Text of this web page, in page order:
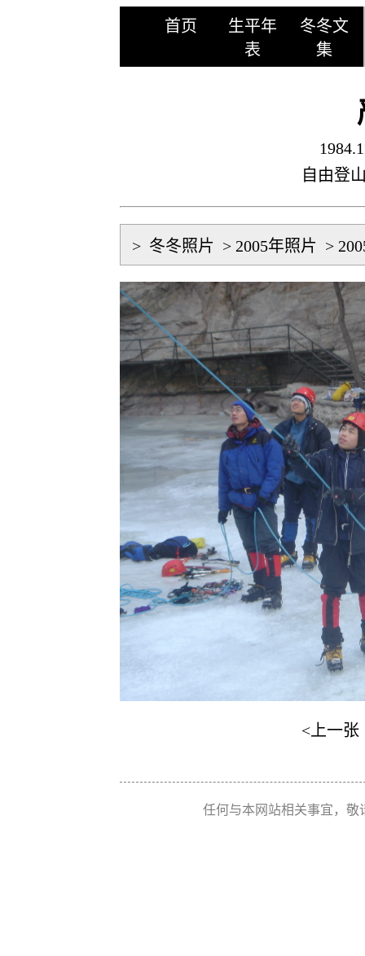
首页
生平年
表
冬冬文
集
自由登
> 冬冬照片 > 2005年照片 >
<上一张
任何与本网站相关事宜，敬